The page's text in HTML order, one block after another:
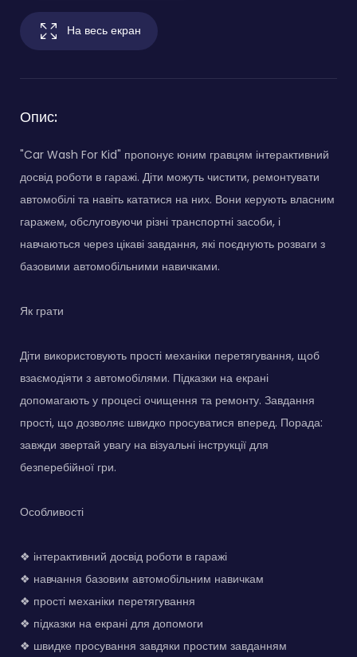
На весь екран
Опис:
"Car Wash For Kid" пропонує юним гравцям інтерактивний
досвід роботи в гаражі. Діти можуть чистити, ремонтувати
автомобілі та навіть кататися на них. Вони керують власним
гаражем, обслуговуючи різні транспортні засоби, і
навчаються через цікаві завдання, які поєднують розваги з
базовими автомобільними навичками.
Як грати
Діти використовують прості механіки перетягування, щоб
взаємодіяти з автомобілями. Підказки на екрані
допомагають у процесі очищення та ремонту. Завдання
прості, що дозволяє швидко просуватися вперед. Порада:
завжди звертай увагу на візуальні інструкції для
безперебійної гри.
Особливості
❖ інтерактивний досвід роботи в гаражі
❖ навчання базовим автомобільним навичкам
❖ прості механіки перетягування
❖ підказки на екрані для допомоги
❖ швидке просування завдяки простим завданням